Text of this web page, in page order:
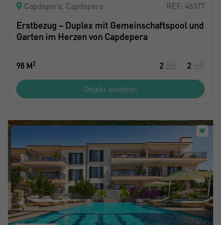
Capdepera, Capdepera REF: 46377
Erstbezug – Duplex mit Gemeinschaftspool und
Garten im Herzen von Capdepera
98 M2 2 2
Objekt ansehen